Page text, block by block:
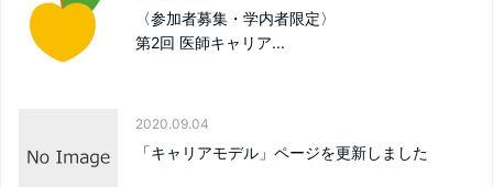
〈参加者募集・学内者限定〉
第2回 医師キャリア...
2020.09.04
「キャリアモデル」ページを更新しました